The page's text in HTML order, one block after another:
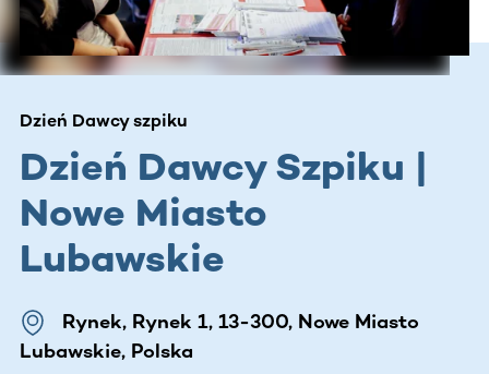
Dzień Dawcy szpiku
Dzień Dawcy Szpiku |
Nowe Miasto
Lubawskie
Rynek, Rynek 1, 13-300, Nowe Miasto
Lubawskie, Polska